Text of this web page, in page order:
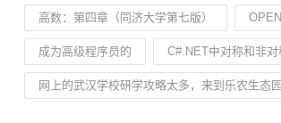
高数：第四章（同济大学第七版）
成为高级程序员的 C#.NET中对称和非对
网上的武汉学校研学攻略太多，来到乐农生态